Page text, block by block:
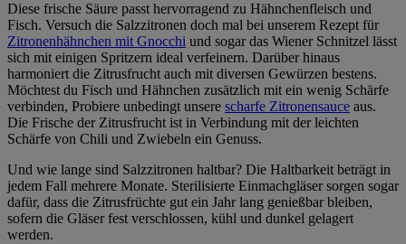
Diese frische Säure passt hervorragend zu Hähnchenfleisch und
Fisch. Versuch die Salzzitronen doch mal bei unserem Rezept für
Zitronenhähnchen mit Gnocchi und sogar das Wiener Schnitzel lässt
sich mit einigen Spritzern ideal verfeinern. Darüber hinaus
harmoniert die Zitrusfrucht auch mit diversen Gewürzen bestens.
Möchtest du Fisch und Hähnchen zusätzlich mit ein wenig Schärfe
verbinden, Probiere unbedingt unsere scharfe Zitronensauce aus.
Die Frische der Zitrusfrucht ist in Verbindung mit der leichten
Schärfe von Chili und Zwiebeln ein Genuss.
Und wie lange sind Salzzitronen haltbar? Die Haltbarkeit beträgt in
jedem Fall mehrere Monate. Sterilisierte Einmachgläser sorgen sogar
dafür, dass die Zitrusfrüchte gut ein Jahr lang genießbar bleiben,
sofern die Gläser fest verschlossen, kühl und dunkel gelagert
werden.